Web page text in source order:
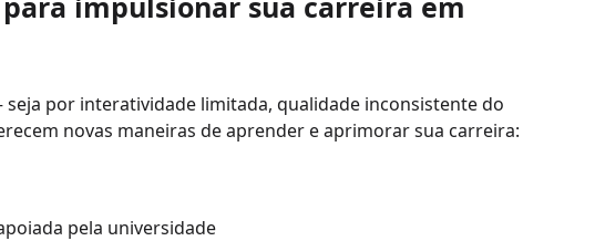
por interatividade limitada, qualidade inconsistente do
novas maneiras de aprender e aprimorar sua carreira:
pela universidade